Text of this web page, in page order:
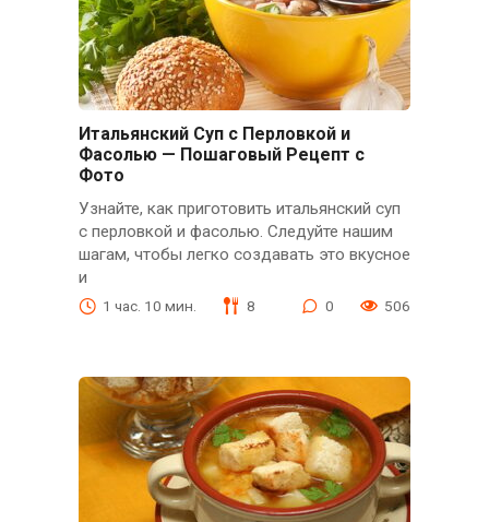
Итальянский Суп с Перловкой и
Фасолью — Пошаговый Рецепт с
Фото
Узнайте, как приготовить итальянский суп
с перловкой и фасолью. Следуйте нашим
шагам, чтобы легко создавать это вкусное
и
1 час. 10 мин. 8 0 506